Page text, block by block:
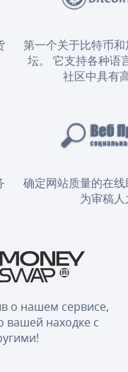
第一个关于比特币
坛。 它支持各种语
社区中具有
确定网站质量的在
为审稿人
о нашем сервисе,
вашей находке с